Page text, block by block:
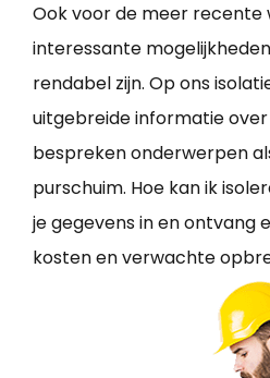
Ook voor de meer recente
interessante
rendabel zijn. Op ons
uitgebreide informatie over
bespreken onderwerpen
purschuim. Hoe kan ik
je gegevens in en ontvang
kosten en verwachte